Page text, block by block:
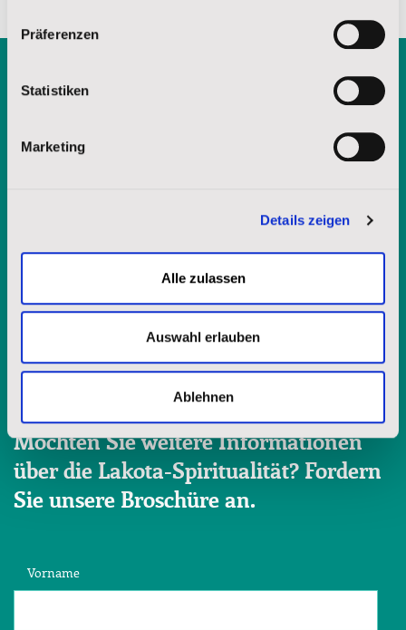
Präferenzen
Statistiken
Marketing
Details zeigen
Alle zulassen
Auswahl erlauben
Ablehnen
Kostenlose Broschüre
Möchten Sie weitere Informationen
über die Lakota-Spiritualität? Fordern
Sie unsere Broschüre an.
Vorname